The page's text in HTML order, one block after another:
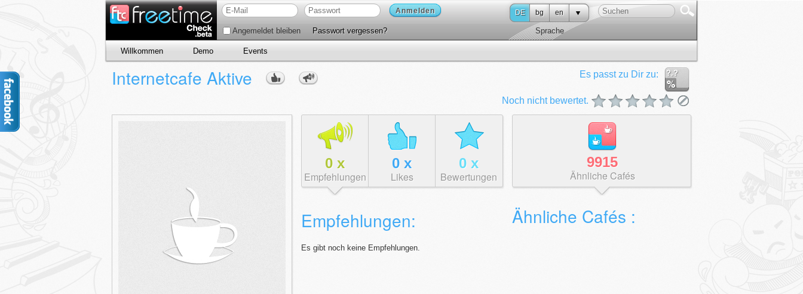
Anmelden
Angemeldet bleiben Passwort vergessen?
DE bg en
Sprache
Willkommen Demo Events
?.?
Es passt zu Dir zu:
Noch nicht bewertet.
Internetcafe Aktive
0 x
Empfehlungen
0 x
Likes
0 x
Bewertungen
Empfehlungen:
Es gibt noch keine Empfehlungen.
9915
Ähnliche Cafés
Ähnliche Cafés :